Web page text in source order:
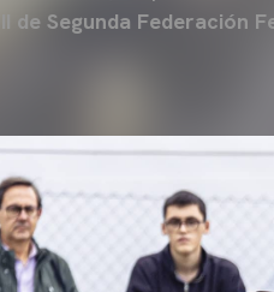
II de Segunda Federación